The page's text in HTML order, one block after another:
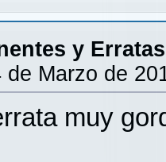
y Erratas
de Marzo de
muy